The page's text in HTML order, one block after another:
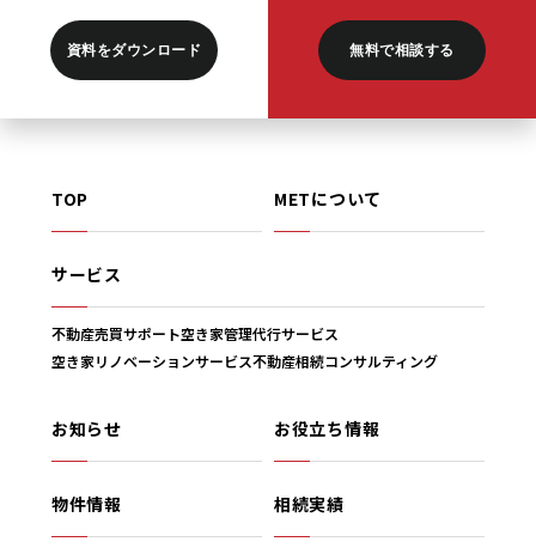
資料をダウンロード 無料で相談する
TOP METについて
サービス
不動産売買サポート空き家管理代行サービス
空き家リノベーションサービス不動産相続コンサルティング
お知らせ お役立ち情報
物件情報 相続実績